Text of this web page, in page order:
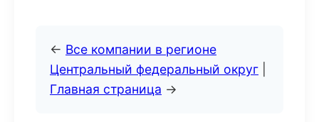
← Все компании в регионе
Центральный федеральный округ
Главная страница →